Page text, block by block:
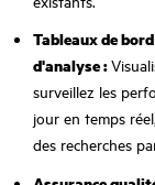
Tableaux de
d'analyse :
surveillez les
jour en temps
des recherches